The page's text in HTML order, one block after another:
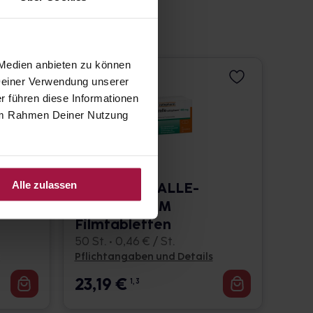
anbieten zu können
Verwendung unserer
führen diese Informationen
Rahmen Deiner Nutzung
Alle zulassenTEUFELSKRALLE-
RATIOPHARM
Filmtabletten
50 St. • 0,46 € / St.
Pflichtangaben und Details
23,19€ 1, 3